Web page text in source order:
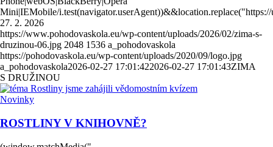
Mini|IEMobile/
27. 2. 2026
https://www.pohodovaskola.eu/wp-content/uploads/2026/02/zima-s-
druzinou-06.jpg 2048 1536 a_pohodovaskola
https://pohodovaskola.eu/wp-content/uploads/2020/09/logo.jpg
a_pohodovaskola2026-02-27 17:01:422026-02-27 17:01:43ZIMA
S DRUŽINOU
Novinky
ROSTLINY V KNIHOVNĚ?